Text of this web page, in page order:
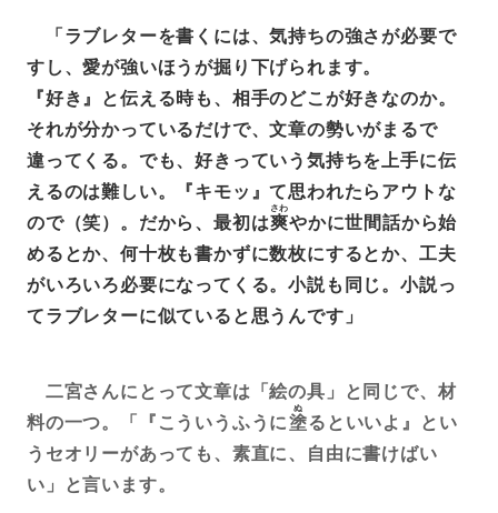
「ラブレターを書くには、気持ちの強さが必要で
すし、愛が強いほうが掘り下げられます。
『好き』と伝える時も、相手のどこが好きなのか。
それが分かっているだけで、文章の勢いがまるで
違ってくる。でも、好きっていう気持ちを上手に伝
えるのは難しい。『キモッ』て思われたらアウトな
ので（笑）。だから、最初は爽
さわ
やかに世間話から始
めるとか、何十枚も書かずに数枚にするとか、工夫
がいろいろ必要になってくる。小説も同じ。小説っ
てラブレターに似ていると思うんです」
二宮さんにとって文章は「絵の具」と同じで、材
料の一つ。「『こういうふうに塗
ぬ
るといいよ』とい
うセオリーがあっても、素直に、自由に書けばい
い」と言います。